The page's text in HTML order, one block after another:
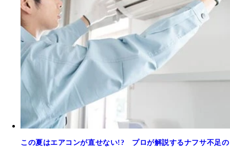
この夏はエアコンが直せない!? プロが解説するナフサ不足の